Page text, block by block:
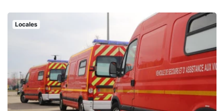
Locales